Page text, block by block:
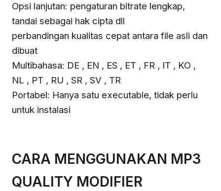
Opsi lanjutan: pengaturan bitrate lengkap,
tandai sebagai hak cipta dll
perbandingan kualitas cepat antara file asli dan
dibuat
Multibahasa: DE , EN , ES , ET , FR , IT , KO ,
NL , PT , RU , SR , SV , TR
Portabel: Hanya satu executable, tidak perlu
untuk instalasi
CARA MENGGUNAKAN MP3
QUALITY MODIFIER